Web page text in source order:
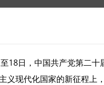
18日，中国共产党第二
义现代化国家的新征程